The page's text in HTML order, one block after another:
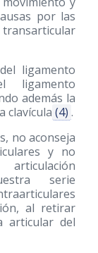
por las
ligamento
ligamento
además la
clavícula (4) .
no aconseja
y no
serie
al retirar
articular del